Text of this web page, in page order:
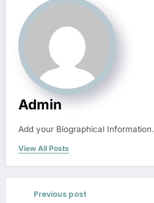
Admin
Add your Biographical Information.
View All Posts
Previous post